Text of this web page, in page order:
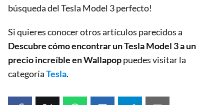
búsqueda del Tesla Model 3 perfecto!
Si quieres conocer otros artículos parecidos a
Descubre cómo encontrar un Tesla Model 3 a un
precio increíble en Wallapoppuedes visitar la
categoríaTesla.